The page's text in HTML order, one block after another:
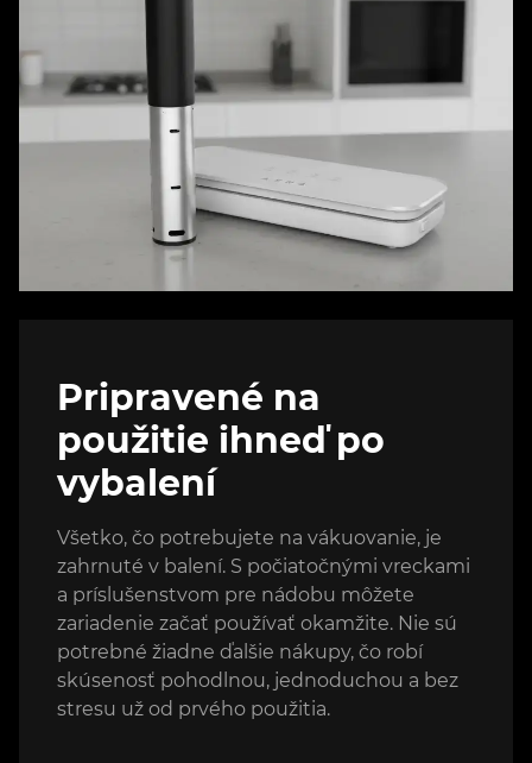
Pripravené na
použitie ihneď po
vybalení
Všetko, čo potrebujete na vákuovanie, je
zahrnuté v balení. S počiatočnými vreckami
a príslušenstvom pre nádobu môžete
zariadenie začať používať okamžite. Nie sú
potrebné žiadne ďalšie nákupy, čo robí
skúsenosť pohodlnou, jednoduchou a bez
stresu už od prvého použitia.